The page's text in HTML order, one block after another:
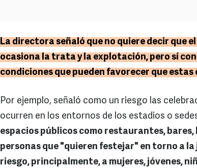
La directora señaló que no quiere decir que
ocasiona la trata y la explotación, pero sí
condiciones que pueden favorecer que estas
Por ejemplo, señaló como un riesgo las
ocurren en los entornos de los estadios o
espacios públicos como restaurantes,
personas que "quieren festejar" en torno a
riesgo, principalmente, a mujeres, jóvenes,